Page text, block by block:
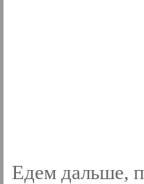
Едем дальше,